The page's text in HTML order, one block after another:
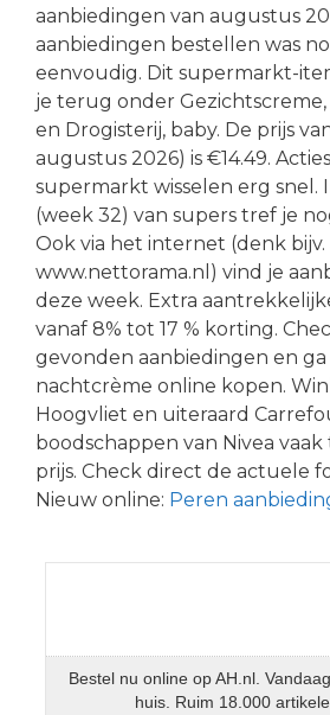
aanbiedingen van augustus
aanbiedingen bestellen was
eenvoudig. Dit supermarkt-
je terug onder
en Drogisterij, baby. De prijs
augustus 2026) is €14.49.
supermarkt wisselen erg snel.
(week 32) van supers tref je
Ook via het internet (denk bijv.
www.nettorama.nl) vind je
deze week. Extra
vanaf 8% tot 17 % korting.
gevonden aanbiedingen en ga
nachtcrème online kopen.
Hoogvliet en uiteraard
boodschappen van Nivea
prijs. Check direct de actuele
Nieuw online: Peren
Bestel nu online op AH.nl.
huis. Ruim 18.000